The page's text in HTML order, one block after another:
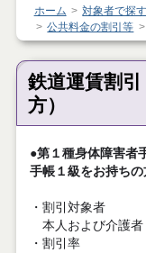
ホーム
対象者で探す
公共料金の割引等
鉄道運賃割
方）
●第１種身体障害者
手帳１級をお持ち
・割引対象者
本人および介護者
・割引率